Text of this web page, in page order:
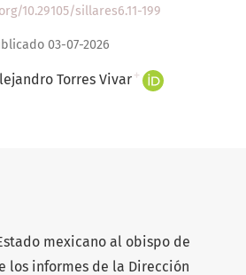
10.29105/sillares6.11-199
03-07-2026
Torres Vivar +
mexicano al obispo de
los informes de la Dirección